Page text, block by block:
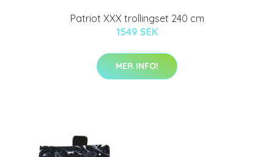
Patriot XXX trollingset 240 cm
1549 SEK
MER INFO!